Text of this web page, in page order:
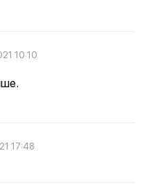
10:10
17:48